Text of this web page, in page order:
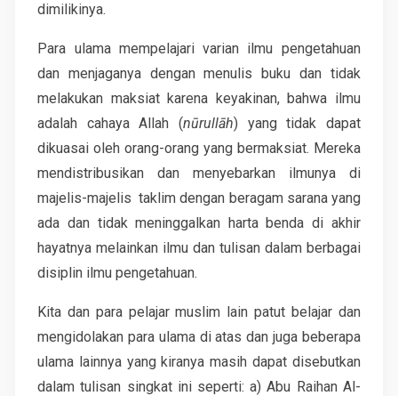
dimilikinya.
Para ulama mempelajari varian ilmu pengetahuan
dan menjaganya dengan menulis buku dan tidak
melakukan maksiat karena keyakinan, bahwa ilmu
adalah cahaya Allah (nūrullāh) yang tidak dapat
dikuasai oleh orang-orang yang bermaksiat. Mereka
mendistribusikan dan menyebarkan ilmunya di
majelis-majelis taklim dengan beragam sarana yang
ada dan tidak meninggalkan harta benda di akhir
hayatnya melainkan ilmu dan tulisan dalam berbagai
disiplin ilmu pengetahuan.
Kita dan para pelajar muslim lain patut belajar dan
mengidolakan para ulama di atas dan juga beberapa
ulama lainnya yang kiranya masih dapat disebutkan
dalam tulisan singkat ini seperti: a) Abu Raihan Al-